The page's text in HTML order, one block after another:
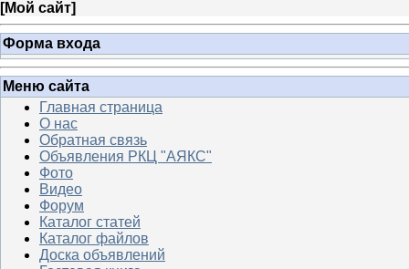
[Мой сайт]
Форма входа
Меню сайта
Главная страница
О нас
Обратная связь
Объявления РКЦ "АЯКС"
Фото
Видео
Форум
Каталог статей
Каталог файлов
Доска объявлений